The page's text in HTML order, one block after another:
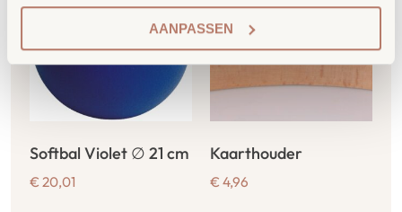
AANPASSEN
Softbal Violet ∅ 21 cm
€ 20,01
Kaarthouder
€ 4,96